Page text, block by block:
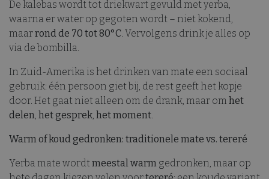
De kalebas wordt tot driekwart gevuld met yerba,
waarna er water op gegoten wordt – niet kokend,
maarrond de 70 tot 80°C. Vervolgens drink je alles op
via de bombilla.
In Zuid-Amerika is het drinken van mate een sociaal
gebruik: één persoon giet bij, de rest geeft het kopje
door. Het gaat niet alleen om de drank, maar om het
delen, het gesprek, het moment.
Warm of koud gedronken: traditionele mate vs. tereré
Yerba mate wordtmeestal warm gedronken, maar op